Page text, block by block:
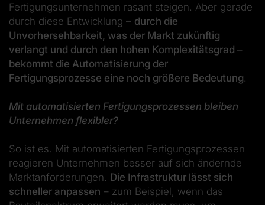
Fertigungsunternehmen rasant steigen. Aber gerade
durch diese Entwicklung – durch die
Unvorhersehbarkeit, was der Markt zukünftig
verlangt und durch den hohen Komplexitätsgrad –
bekommt die Automatisierung der
Fertigungsprozesse eine noch größere Bedeutung.
Mit automatisierten Fertigungsprozessen bleiben
Unternehmen flexibler?
So ist es. Mit automatisierten Fertigungsprozessen
reagieren Unternehmen besser auf sich ändernde
Marktanforderungen. Die Infrastruktur lässt sich
schneller anpassen – zum Beispiel, wenn das